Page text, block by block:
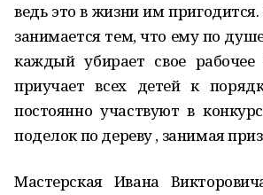
ведь это в жизни им
занимается тем, что ему по
каждый убирает свое рабочее
приучает всех детей к
постоянно участвуют в
поделок по дереву , занимая
Мастерская Ивана